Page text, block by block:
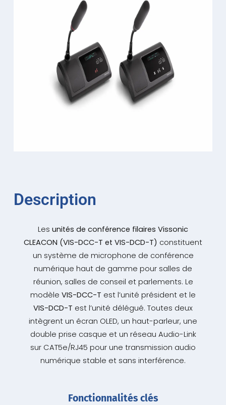
Description
Les unités de conférence filaires Vissonic
CLEACON (VIS-DCC-T et VIS-DCD-T) constituent
un système de microphone de conférence
numérique haut de gamme pour salles de
réunion, salles de conseil et parlements. Le
modèle VIS-DCC-T est l’unité président et le
VIS-DCD-T est l’unité délégué. Toutes deux
intègrent un écran OLED, un haut-parleur, une
double prise casque et un réseau Audio-Link
sur CAT5e/RJ45 pour une transmission audio
numérique stable et sans interférence.
Fonctionnalités clés